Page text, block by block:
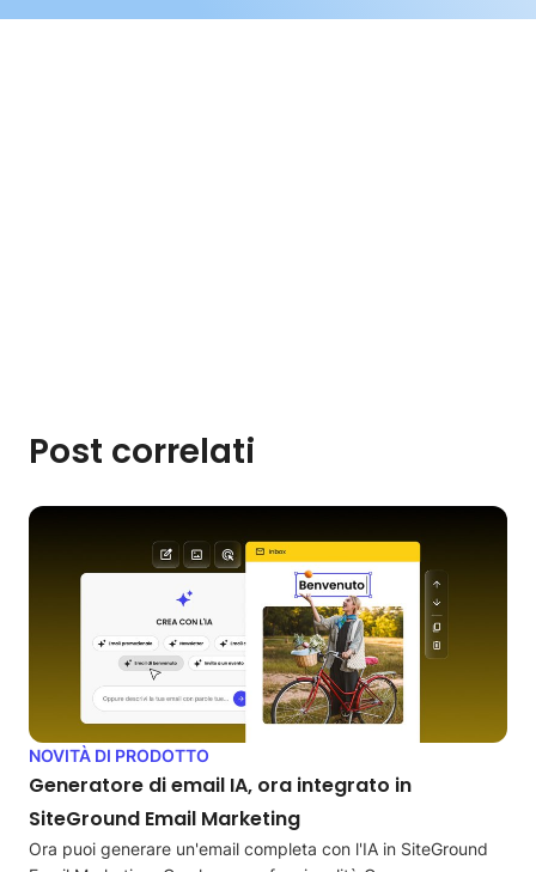
Post correlati
NOVITÀ DI PRODOTTO
Generatore di email IA, ora integrato in
SiteGround Email Marketing
Ora puoi generare un'email completa con l'IA in SiteGround